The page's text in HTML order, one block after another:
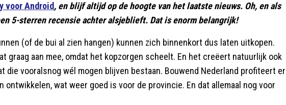
voor Android, en blijf altijd op de hoogte van het laatste nieuws. Oh, en als
5-sterren recensie achter alsjeblieft. Dat is enorm belangrijk!
(of de bui al zien hangen) kunnen zich binnenkort dus laten uitkopen.
graag aan mee, omdat het kopzorgen scheelt. En het creëert natuurlijk ook
die vooralsnog wél mogen blijven bestaan. Bouwend Nederland profiteert er
ontwikkelen, wat weer goed is voor de provincie. En dat allemaal nog voor